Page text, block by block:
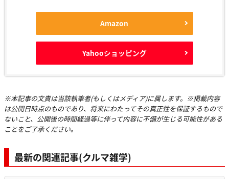
Amazon
Yahooショッピング
※本記事の文責は当該執筆者(もしくはメディア)に属します。※掲載内容
は公開日時点のものであり、将来にわたってその真正性を保証するもので
ないこと、公開後の時間経過等に伴って内容に不備が生じる可能性がある
ことをご了承ください。
最新の関連記事(クルマ雑学)